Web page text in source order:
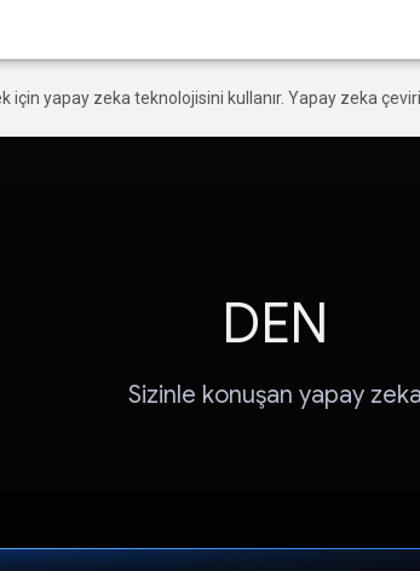
yapay zeka teknolojisini kullanır. Yapay zeka
DEN
Sizinle konuşan yapay zeka